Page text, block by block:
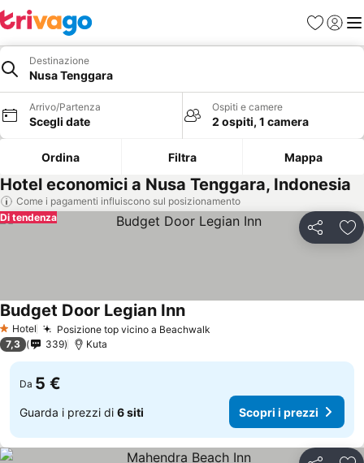
PreferitiAccedi
Destinazione
Nusa Tenggara
Arrivo/Partenza
Scegli date
Ospiti e camere
2 ospiti, 1 camera
Ordina Filtra Mappa
Hotel economici a Nusa Tenggara, Indonesia
Come i pagamenti influiscono sul posizionamento
Condividi
Di tendenza
1 Stelle
Hotel Posizione top vicino a Beachwalk
Budget Door Legian InnScopri i prezzi
7,3 339 Kuta
Da 5 €
Guarda i prezzi di 6 siti Scopri i prezzi